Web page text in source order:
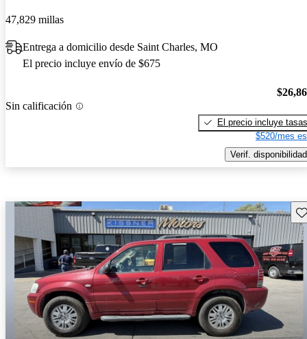
47,829 millas
Entrega a domicilio desde Saint Charles, MO
El precio incluye envío de $675
Sin calificación
El precio incluye tasas
$520/mes
Verif. disponibilidad